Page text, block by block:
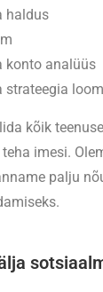
haldus
konto analüüs
strateegia
kõik
imesi.
palju